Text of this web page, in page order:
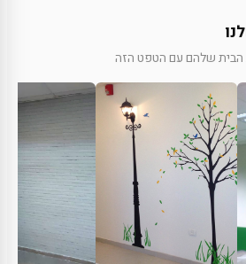
הבית שלהם עם הטפט הזה